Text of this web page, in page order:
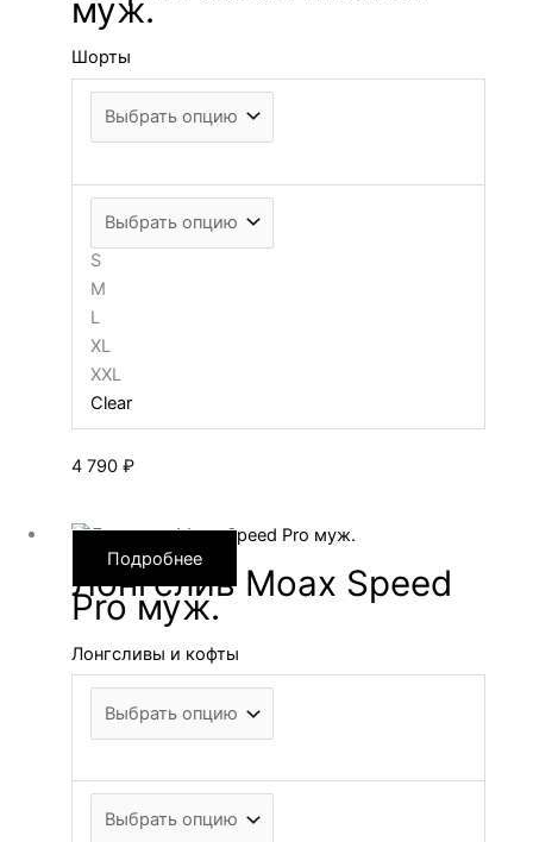
муж.
Шорты
S
M
L
XL
XXL
Clear
4 790 ₽
Подробнее
Лонгслив Moax Speed
Pro муж.
Лонгсливы и кофты